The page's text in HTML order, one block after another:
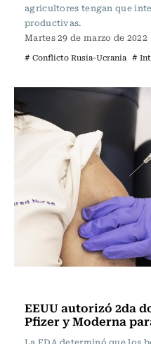
agricultores tengan que
productivas.
Martes 29 de marzo de 2022
# Conflicto Rusia-Ucrania #
EEUU autorizó 2da
Pfizer y Moderna